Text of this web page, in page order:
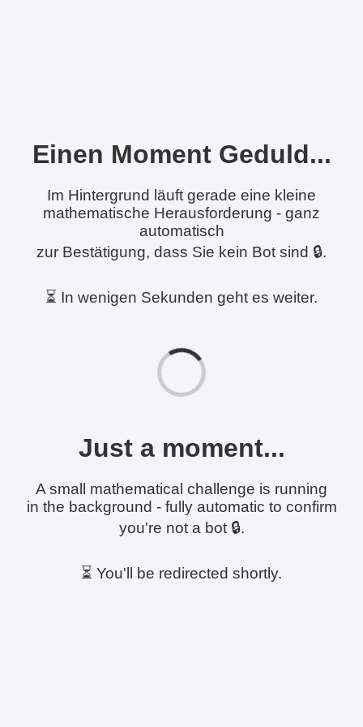
Einen Moment Geduld...
Im Hintergrund läuft gerade eine kleine
mathematische Herausforderung - ganz
automatisch
zur Bestätigung, dass Sie kein Bot sind 🔒.
⏳ In wenigen Sekunden geht es weiter.
Just a moment...
A small mathematical challenge is running
in the background - fully automatic to confirm
you're not a bot 🔒.
⏳ You'll be redirected shortly.